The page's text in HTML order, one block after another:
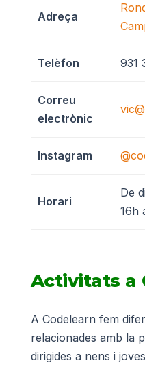
Adreça
Telèfon 931
Correu
electrònic
Instagram
Horari
De
16h
Activitats a
A Codelearn fem
relacionades amb la
dirigides a nens i